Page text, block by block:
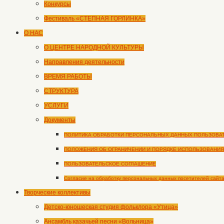
Конкурсы
Фестиваль «СТЕПНАЯ ГОРЛИНКА»
О НАС
О ЦЕНТРЕ НАРОДНОЙ КУЛЬТУРЫ
Направления деятельности
ВРЕМЯ РАБОТЫ
СТРУКТУРА
УСЛУГИ
Документы
ПОЛИТИКА ОБРАБОТКИ ПЕРСОНАЛЬНЫХ ДАННЫХ
ПОЛОЖЕНИЯ ОБ ОГРАНИЧЕНИИ И ПОРЯДКЕ
ПОЛЬЗОВАТЕЛЬСКОЕ СОГЛАШЕНИЕ
Согласие на обработку персональных данных посетителей сайта
Творческие коллективы
Детско-юношеская студия фольклора «Утица»
Ансамбль казачьей песни «Вольница»